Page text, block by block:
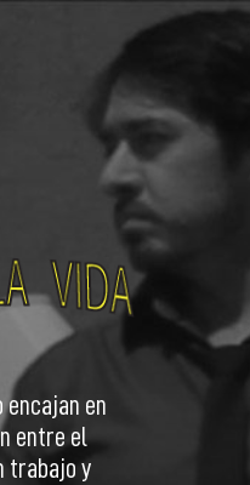
encajan en
entre el
trabajo y